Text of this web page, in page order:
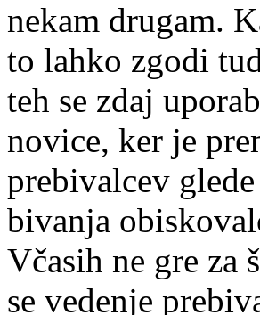
nekam drugam.
to lahko zgodi
teh se zdaj
novice, ker je
prebivalcev
bivanja
Včasih ne gre za
se vedenje